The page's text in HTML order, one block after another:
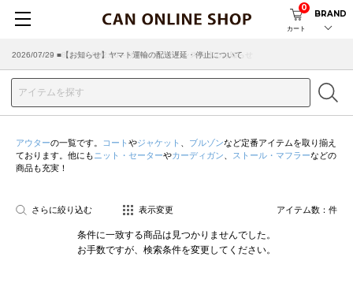
カート
0
BRAND
2026/08/04 ■8/13(木)AM2:00～サイトメンテナンス実施のお知らせ
2026/07/29 ■【お知らせ】ヤマト運輸の配送遅延・停止について
アウターの一覧です。 コート やジャケット ブルゾンなど定番アイテムを取り揃え
ております。他にも ニット・セーターやカーディガン ストール・マフラーなどの
商品も充実！
さらに絞り込む 表示変更 アイテム数： 件
条件に一致する商品は見つかりませんでした。
お手数ですが、検索条件を変更してください。